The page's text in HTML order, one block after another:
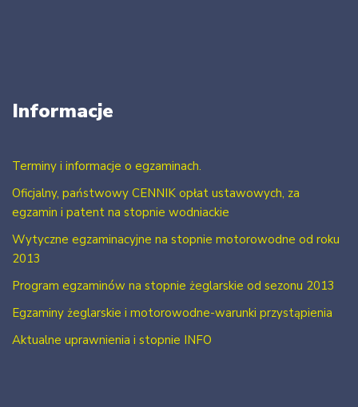
Informacje
Terminy i informacje o egzaminach.
Oficjalny, państwowy CENNIK opłat ustawowych, za
egzamin i patent na stopnie wodniackie
Wytyczne egzaminacyjne na stopnie motorowodne od roku
2013
Program egzaminów na stopnie żeglarskie od sezonu 2013
Egzaminy żeglarskie i motorowodne-warunki przystąpienia
Aktualne uprawnienia i stopnie INFO